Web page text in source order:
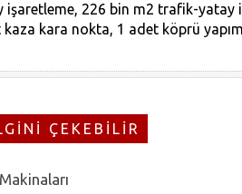
işaretleme, 226 bin m2 trafik-yatay
kara nokta, 1 adet köprü
ÇEKEBİLİR